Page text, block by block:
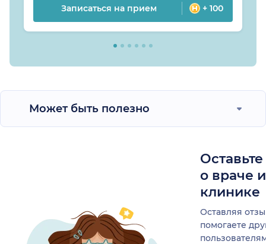
Записаться на прием + 100
Может быть полезно
о враче
клинике
Оставляя
помогаете